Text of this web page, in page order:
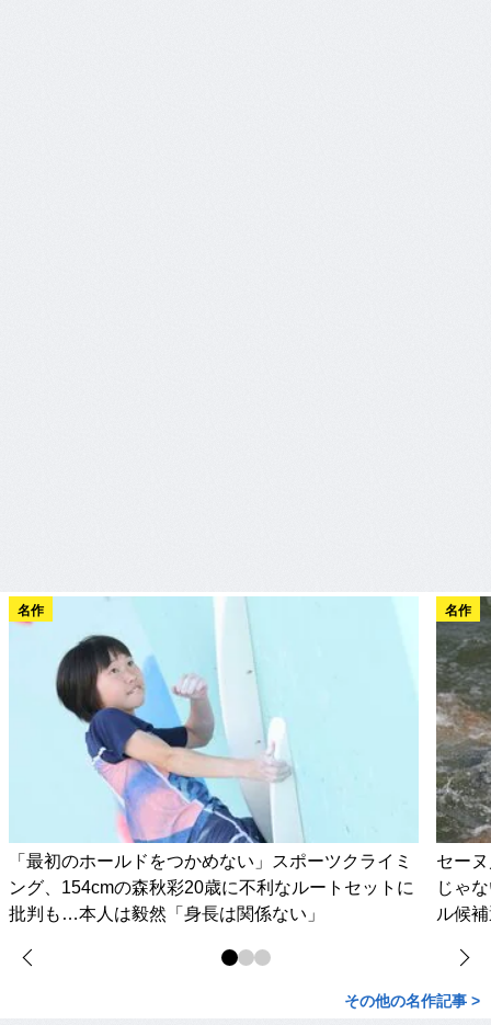
名作
「最初のホールドをつかめない」スポーツクライミ
ング、154cmの森秋彩20歳に不利なルートセットに
批判も…本人は毅然「身長は関係ない」
名作
セー
じゃ
ル候
その他の名作記事 >